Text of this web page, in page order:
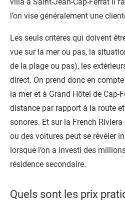
l’on vise généralement une
Les seuls critères qui doivent
vue sur la mer ou pas, la
de la plage ou pas), les
direct. On prend donc en
la mer et à Grand Hôtel de Cap-
distance par rapport à la route
sonores. Et sur la French
ou des voitures peut se révéler
lorsque l’on a investi des
résidence secondaire.
Quels sont les prix